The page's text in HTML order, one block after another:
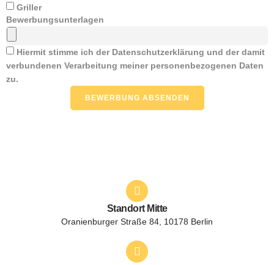
Griller
Bewerbungsunterlagen
Hiermit stimme ich der Datenschutzerklärung und der damit
verbundenen Verarbeitung meiner personenbezogenen Daten
zu.
BEWERBUNG ABSENDEN
Standort Mitte
Oranienburger Straße 84, 10178 Berlin